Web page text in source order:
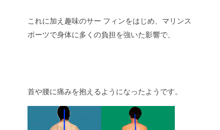
これに加え趣味のサー フィンをはじめ、マリンス
ポーツで身体に多くの負担を強いた影響で、
首や腰に痛みを抱えるようになったようです。